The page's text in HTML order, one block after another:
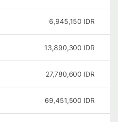
6,945,150 IDR
13,890,300 IDR
27,780,600 IDR
69,451,500 IDR